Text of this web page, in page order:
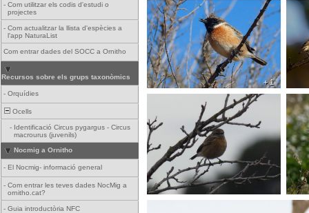
- Com utilitzar els codis d'estudi o
projectes
- Com actualitzar la llista d'espècies a
l'app NaturaList
Com entrar dades del SOCC a Ornitho
Recursos sobre els grups taxonòmics
- Orquídies
Ocells
- Identificació Circus pygargus - Circus
macrourus (juvenils)
Nocmig a Ornitho
- El Nocmig- informació general
- Com entrar les teves dades NocMig a
ornitho.cat?
- Guia introductòria NFC
+ 1